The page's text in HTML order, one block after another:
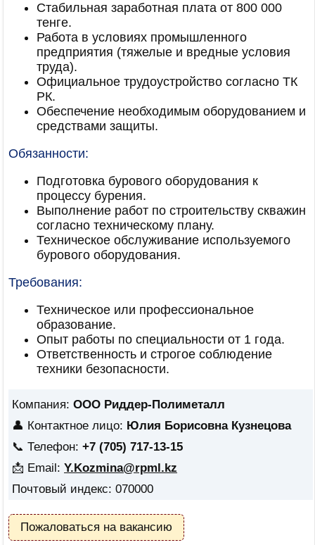
Стабильная заработная плата от 800 000
тенге.
Работа в условиях промышленного
предприятия (тяжелые и вредные условия
труда).
Официальное трудоустройство согласно ТК
РК.
Обеспечение необходимым оборудованием и
средствами защиты.
Обязанности:
Подготовка бурового оборудования к
процессу бурения.
Выполнение работ по строительству скважин
согласно техническому плану.
Техническое обслуживание используемого
бурового оборудования.
Требования:
Техническое или профессиональное
образование.
Опыт работы по специальности от 1 года.
Ответственность и строгое соблюдение
техники безопасности.
Компания: ООО Риддер-Полиметалл
👤 Контактное лицо: Юлия Борисовна Кузнецова
📞 Телефон: +7 (705) 717-13-15
📩 Email: Y.Kozmina@rpml.kz
Почтовый индекс: 070000
Пожаловаться на вакансию